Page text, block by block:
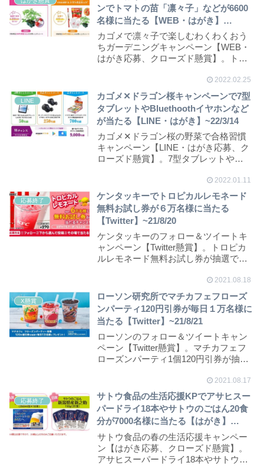
ンでトマトの苗「凛々子」などが6600
名様に当たる【WEB・はがき】
~22/4/17
カゴメで凛々子で楽しむわくわくおう
ちガーデニングキャンペーン【WEB・
はがき応募、クローズド懸賞】。トマ
2022.02.25
LINE
カゴメ✕ドラゴン桜キャンペーンで7型
タブレットやBluethoothイヤホンなど
が当たる【LINE・はがき】~22/3/14
カゴメ✕ドラゴン桜の野菜で合格習慣
キャンペーン【LINE・はがき応募、ク
ローズド懸賞】。7型タブレットや
2022.01.11
応募終了
ケンタッキーでトロピカルレモネード
無料お試し券が６万名様に当たる
【Twitter】~21/8/20
ケンタッキーのフォロー＆ツイートキ
ャンペーン【Twitter懸賞】。トロピカ
ルレモネード無料お試し券が抽選で
2021.08.18
X懸賞
ローソン研究所でマチカフェフローズ
ンパーティ120円引券が毎日１万名様に
当たる【Twitter】~21/8/21
ローソンのフォロー＆ツイートキャン
ペーン【Twitter懸賞】。マチカフェフ
ローズンパーティ1個120円引券が抽選
2021.08.17
応募終了
サトウ食品の生活応援KPでアサヒスー
パードライ18本やサトウのごはん20食
分が7000名様に当たる【はがき】
~21/9/30
サトウ食品の春の生活応援キャンペー
ン【はがき応募、クローズド懸賞】。
アサヒスーパードライ18本やサトウの